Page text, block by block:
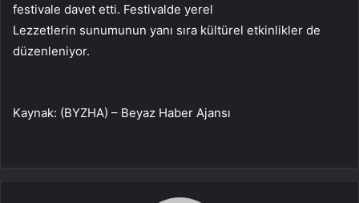
festivale davet etti. Festivalde yerel
Lezzetlerin sunumunun yanı sıra kültürel etkinlikler de
düzenleniyor.
Kaynak: (BYZHA) – Beyaz Haber Ajansı